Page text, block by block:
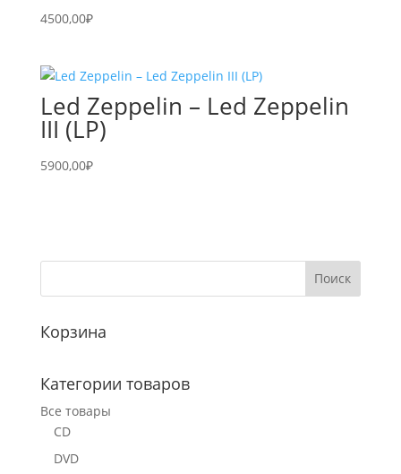
4500,00₽
Led Zeppelin – Led Zeppelin
III (LP)
5900,00₽
Корзина
Категории товаров
Все товары
CD
DVD